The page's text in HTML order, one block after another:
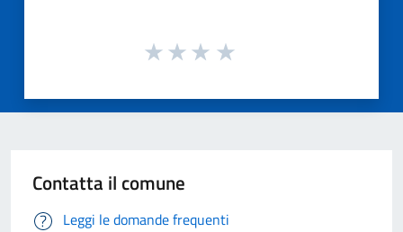
Contatta il comune
Leggi le domande frequenti